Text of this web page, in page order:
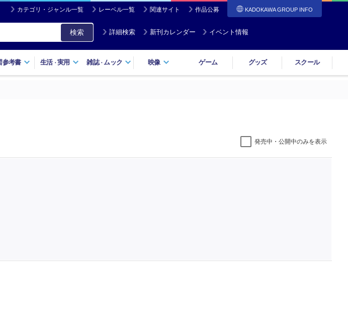
カテゴリ・ジャンル一覧 レーベル一覧 関連サイト 作品公募 KADOKAWA GROUP INFO
検索 詳細検索 新刊カレンダー イベント情報
参考書 生活・実用 雑誌・ ムック 映像 ゲーム グッズ スクール
発売中・公開中のみを表示